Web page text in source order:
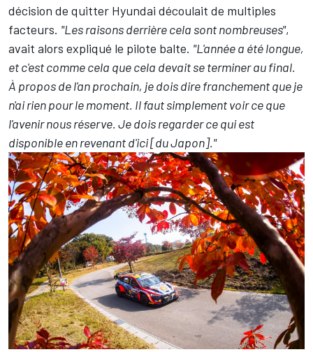
décision de quitter Hyundai découlait de multiples
facteurs. "Les raisons derrière cela sont nombreuses",
avait alors expliqué le pilote balte. "L'année a été longue,
et c'est comme cela que cela devait se terminer au final.
À propos de l'an prochain, je dois dire franchement que je
n'ai rien pour le moment. Il faut simplement voir ce que
l'avenir nous réserve. Je dois regarder ce qui est
disponible en revenant d'ici [du Japon]."